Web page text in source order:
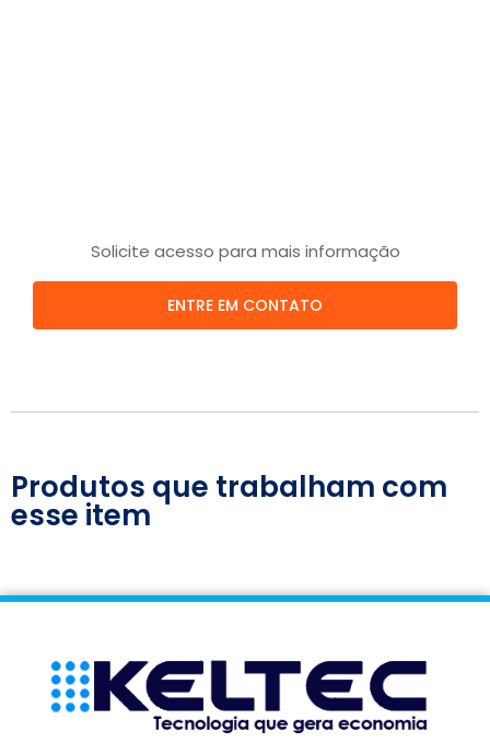
Solicite acesso para mais informação
ENTRE EM CONTATO
Produtos que trabalham com
esse item